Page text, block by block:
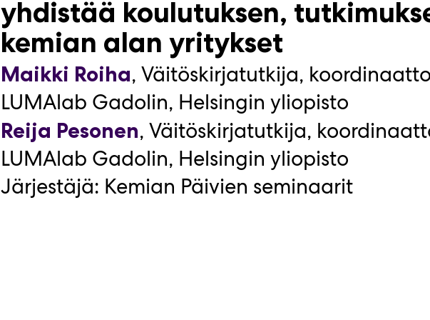
yhdistää koulutuksen,
kemian alan yritykset
Maikki Roiha, Väitöskirjatutkija,
LUMAlab Gadolin, Helsingin yliopisto
Reija Pesonen, Väitöskirjatutkija,
LUMAlab Gadolin, Helsingin yliopisto
Järjestäjä: Kemian Päivien seminaarit
laadunvarmistus- ja
tutkimuslaboratorioille
Jype Multanen,Account Manager,Software